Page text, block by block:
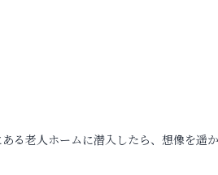
る老人ホームに潜入したら、想像を遥